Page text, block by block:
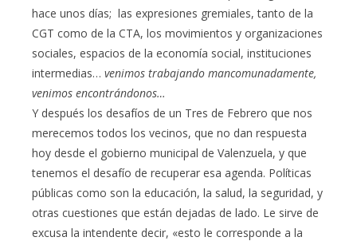
hace unos días; las expresiones gremiales, tanto de la
CGT como de la CTA, los movimientos y organizaciones
sociales, espacios de la economía social, instituciones
intermedias… venimos trabajando mancomunadamente,
venimos encontrándonos…
Y después los desafíos de un Tres de Febrero que nos
merecemos todos los vecinos, que no dan respuesta
hoy desde el gobierno municipal de Valenzuela, y que
tenemos el desafío de recuperar esa agenda. Políticas
públicas como son la educación, la salud, la seguridad, y
otras cuestiones que están dejadas de lado. Le sirve de
excusa la intendente decir, «esto le corresponde a la